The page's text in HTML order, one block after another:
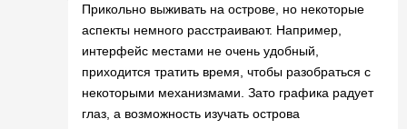
Прикольно выживать на острове, но некоторые
аспекты немного расстраивают. Например,
интерфейс местами не очень удобный,
приходится тратить время, чтобы разобраться с
некоторыми механизмами. Зато графика радует
глаз, а возможность изучать острова